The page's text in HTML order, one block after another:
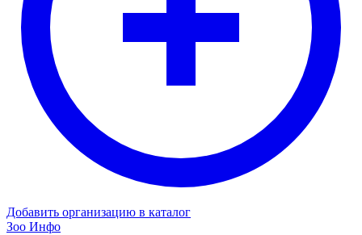
Добавить организацию в каталог
Зоо Инфо